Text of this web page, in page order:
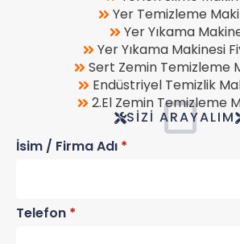
Yer Temizleme
Yer Yıkama
Yer Yıkama Makinesi
Sert Zemin Temizleme
Endüstriyel Temizlik
2.El Zemin Temizleme
SIZI ARAYALIM
İsim / Firma Adı *
Telefon *